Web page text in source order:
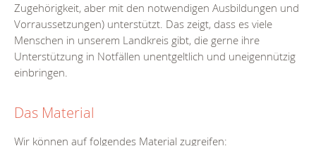
Zugehörigkeit, aber mit den notwendigen Ausbildungen und
Vorraussetzungen) unterstützt. Das zeigt, dass es viele
Menschen in unserem Landkreis gibt, die gerne ihre
Unterstützung in Notfällen unentgeltlich und uneigennützig
einbringen.
Das Material
Wir können auf folgendes Material zugreifen: